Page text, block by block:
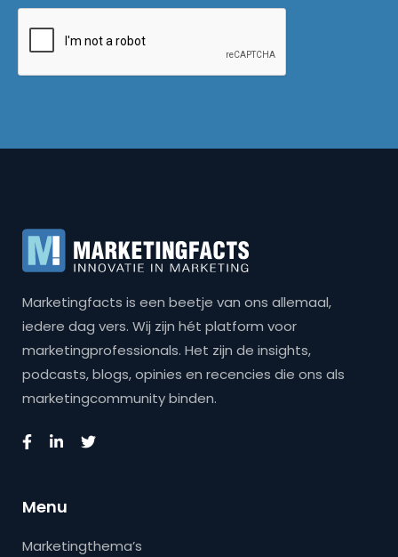
Marketingfacts is een beetje van ons allemaal,
iedere dag vers. Wij zijn hét platform voor
marketingprofessionals. Het zijn de insights,
podcasts, blogs, opinies en recencies die ons als
marketingcommunity binden.
Menu
Marketingthema’s